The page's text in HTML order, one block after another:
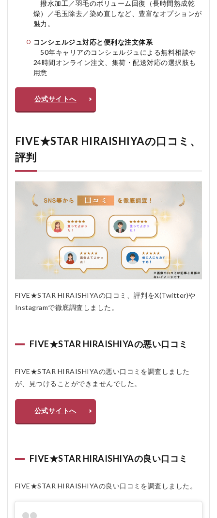
4.1
メリ
ッ
4.2
デメ
リッ
ト：
FIVE★STAR
HIRAISHIYA
すめしない
人
5.1
おす
すめ
人
5.2
おす
FIVE★STAR
のよくある
質問疑問Q
＆A
撥水加工／羽毛のボリューム回復（長時間熟成乾
燥）／毛玉除去／染め直しなど、豊富なオプションが
魅力 。
コンシェルジュ対応と便利な注文体系
50年キャリアのコンシェルジュによる無料相談や
24時間オンライン注文、集荷・配送対応の選択肢も
用意
公式サイトへ
FIVE★STAR HIRAISHIYAの口コミ、
評判
FIVE★STAR HIRAISHIYAの口コミ、評判をX(Twitter)や
Instagramで徹底調査しました。
FIVE★STAR HIRAISHIYAの悪い口コミ
FIVE★STAR HIRAISHIYAの悪い口コミを調査しました
が、見つけることができませんでした。
公式サイトへ
FIVE★STAR HIRAISHIYAの良い口コミ
FIVE★STAR HIRAISHIYAの良い口コミを調査しました。